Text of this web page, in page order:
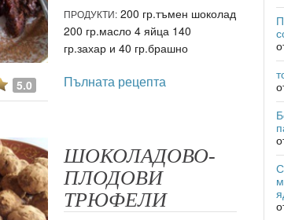
5.0
ПРОДУКТИ: 200 гр.тъмен шоколад
200 гр.масло 4 яйца 140
гр.захар и 40 гр.брашно
Пълната рецепта
ШОКОЛАДОВО-
ПЛОДОВИ
ТРЮФЕЛИ